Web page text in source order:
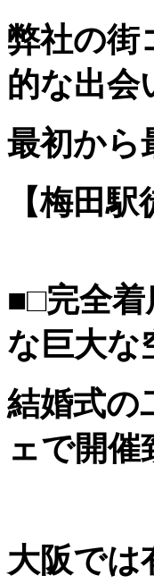
弊社の街
的な出会
最初から
【梅田駅
■□完全
な巨大な
結婚式の
ェで開催
大阪では